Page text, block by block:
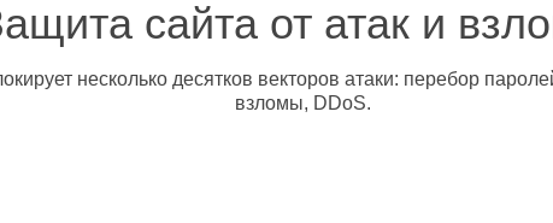
сайта от атак и
несколько десятков векторов атаки: перебор
взломы, DDoS.